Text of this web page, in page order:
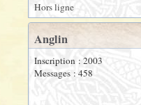
Hors ligne
Anglin
Inscription : 2003
Messages : 458